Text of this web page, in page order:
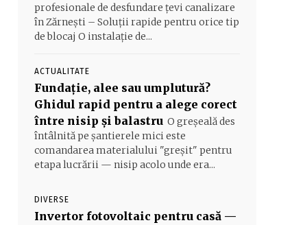
profesionale de desfundare țevi canalizare
în Zărnești – Soluții rapide pentru orice tip
de blocaj O instalație de...
ACTUALITATE
Fundație, alee sau umplutură?
Ghidul rapid pentru a alege corect
între nisip și balastru O greșeală des
întâlnită pe șantierele mici este
comandarea materialului "greșit" pentru
etapa lucrării — nisip acolo unde era...
DIVERSE
Invertor fotovoltaic pentru casă —